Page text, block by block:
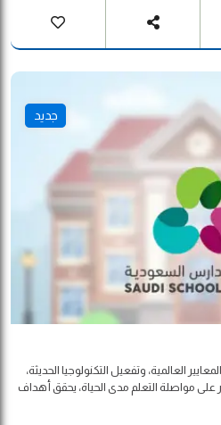
جديد
العالمية، وتفعيل التكنولوجيا الحديثة،
مواصلة التعلم مدى الحياة، يحقق أهداف